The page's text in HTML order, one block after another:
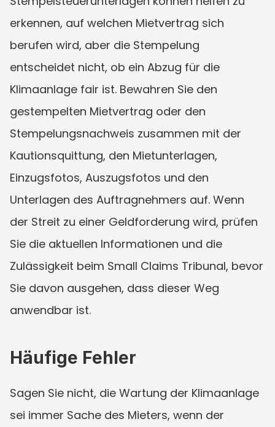
erkennen, auf welchen Mietvertrag sich
berufen wird, aber die Stempelung
entscheidet nicht, ob ein Abzug für die
Klimaanlage fair ist. Bewahren Sie den
gestempelten Mietvertrag oder den
Stempelungsnachweis zusammen mit der
Kautionsquittung, den Mietunterlagen,
Einzugsfotos, Auszugsfotos und den
Unterlagen des Auftragnehmers auf. Wenn
der Streit zu einer Geldforderung wird, prüfen
Sie die aktuellen Informationen und die
Zulässigkeit beim Small Claims Tribunal, bevor
Sie davon ausgehen, dass dieser Weg
anwendbar ist.
Häufige Fehler
Sagen Sie nicht, die Wartung der Klimaanlage
sei immer Sache des Mieters, wenn der